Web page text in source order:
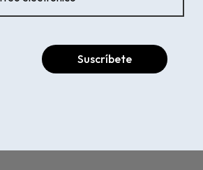
Suscríbete